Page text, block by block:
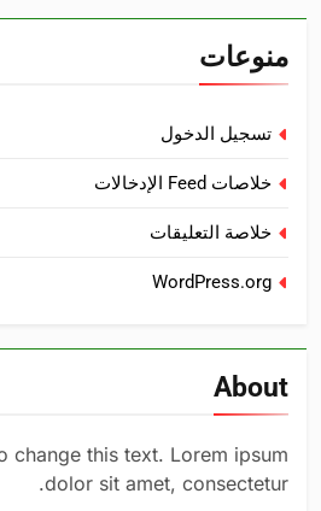
منوعات
تسجيل الدخول
خلاصات Feed الإدخالات
خلاصة التعليقات
WordPress.org
About
change this text. Lorem ipsum
dolor sit amet, consectetur.